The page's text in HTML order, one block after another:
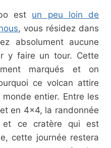
est un peu loin de
, vous résidez dans
absolument aucune
y faire un tour. Cette
marqués et on
ce volcan attire
entier. Entre les
en 4×4, la randonnée
et ce cratère qui est
cette journée restera